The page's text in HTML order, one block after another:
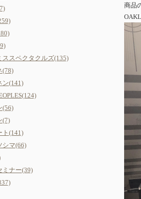
商品
ススペクタクルズ(135)
(78)
ン(141)
(56)
(7)
ト(141)
シマ(66)
ミナー(39)